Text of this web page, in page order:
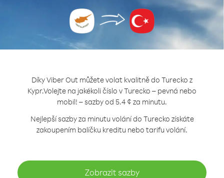
Díky Viber Out můžete volat kvalitně do Turecko z
Kypr.Volejte na jakékoli číslo v Turecko – pevná nebo
mobil! – sazby od 5.4 ¢ za minutu.
Nejlepší sazby za minutu volání do Turecko získáte
zakoupením balíčku kreditu nebo tarifu volání.
Zobrazit sazby